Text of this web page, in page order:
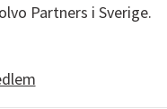
Partners i Sverige.